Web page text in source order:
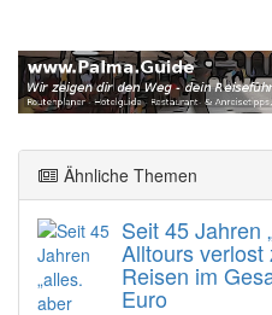
Ähnliche Themen
Seit 45 Jahren
Alltours verlost
Reisen im
Euro